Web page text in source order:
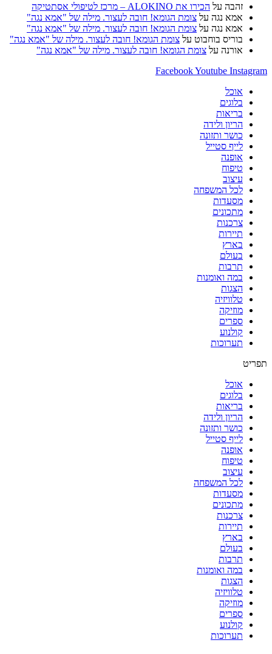
זהבהעלהכירו את ALOKINO – מרכז לטיפולי אסתטיקה
אמא נגהעל צומת הגומא! חובה לעצור. מילה של "אמא נגה"
אמא נגהעל צומת הגומא! חובה לעצור. מילה של "אמא נגה"
בוריס בוחבוט עלצומת הגומא! חובה לעצור. מילה של "אמא נגה"
אורנה
עלצומת הגומא! חובה לעצור. מילה של "אמא נגה"
FacebookYoutube
אוכל
בלוגים
בריאות
הריון ולידה
כושר ותזונה
לייף סטייל
אופנה
טיפוח
עיצוב
לכל המשפחה
מסעדות
מתכונים
צרכנות
תיירות
בארץ
בעולם
תרבות
במה ואומנות
הצגות
טלוויזיה
מוזיקה
ספרים
קולנוע
תערוכות
אוכל
בלוגים
בריאות
הריון ולידה
כושר ותזונה
לייף סטייל
אופנה
טיפוח
עיצוב
לכל המשפחה
מסעדות
מתכונים
צרכנות
תיירות
בארץ
בעולם
תרבות
במה ואומנות
הצגות
טלוויזיה
מוזיקה
ספרים
קולנוע
תערוכות